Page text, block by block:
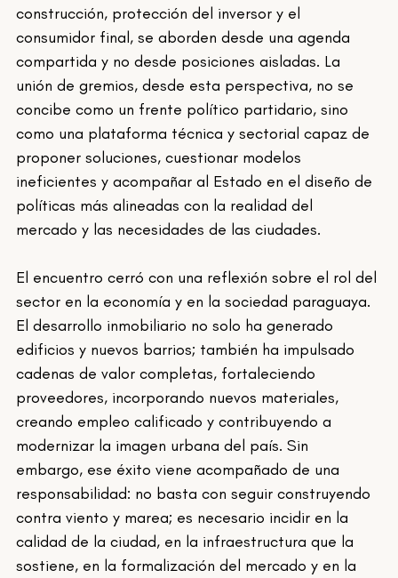
construcción, protección del inversor y el
consumidor final, se aborden desde una agenda
compartida y no desde posiciones aisladas. La
unión de gremios, desde esta perspectiva, no se
concibe como un frente político partidario, sino
como una plataforma técnica y sectorial capaz de
proponer soluciones, cuestionar modelos
ineficientes y acompañar al Estado en el diseño de
políticas más alineadas con la realidad del
mercado y las necesidades de las ciudades.
El encuentro cerró con una reflexión sobre el rol del
sector en la economía y en la sociedad paraguaya.
El desarrollo inmobiliario no solo ha generado
edificios y nuevos barrios; también ha impulsado
cadenas de valor completas, fortaleciendo
proveedores, incorporando nuevos materiales,
creando empleo calificado y contribuyendo a
modernizar la imagen urbana del país. Sin
embargo, ese éxito viene acompañado de una
responsabilidad: no basta con seguir construyendo
contra viento y marea; es necesario incidir en la
calidad de la ciudad, en la infraestructura que la
sostiene, en la formalización del mercado y en la